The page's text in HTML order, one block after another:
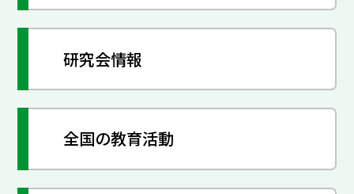
研究会情報
全国の教育活動